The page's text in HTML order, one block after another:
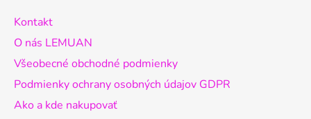
Kontakt
O nás LEMUAN
Všeobecné obchodné podmienky
Podmienky ochrany osobných údajov GDPR
Ako a kde nakupovať